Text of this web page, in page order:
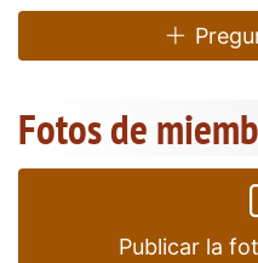
Fotos de
Publicar la